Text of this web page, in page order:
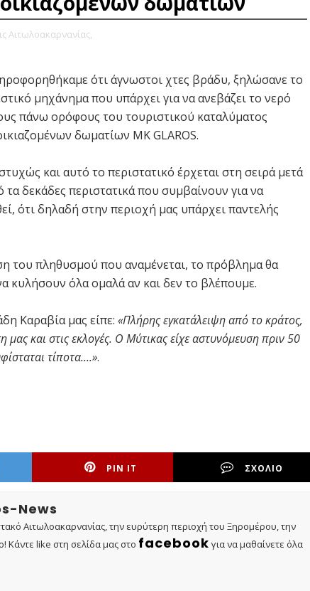
Αιτωλοακαρνανίας,
ότι άγνωστοι χτες βράδυ, ξηλώσανε το
μηχάνημα που υπάρχει για να ανεβάζει το νερό
πάνω ορόφους του τουριστικού καταλύματος
δωματίων ΜΚ GLAROS.
και αυτό το περιστατικό έρχεται στη σειρά μετά
τα δεκάδες περιστατικά που συμβαίνουν για να
ότι δηλαδή στην περιοχή μας υπάρχει παντελής
του πληθυσμού που αναμένεται, το πρόβλημα θα
κυλήσουν όλα ομαλά αν και δεν το βλέπουμε.
Καραβία μας είπε: «Πλήρης εγκατάλειψη από το κράτος,
και στις εκλογές. Ο Μύτικας είχε αστυνόμευση πριν 50
τίποτα....».
PIN IT ΣΧΟΛΙΟ
News
Αιτωλοακαρνανίας, την ευρύτερη περιοχή του Ξηρομέρου, την
Κάντε like στη σελίδα μας στο facebook για να μαθαίνετε όλα